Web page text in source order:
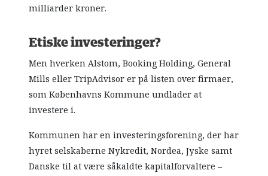
milliarder kroner.
Etiske investeringer?
Men hverken Alstom, Booking Holding, General
Mills eller TripAdvisor er på listen over firmaer,
som Københavns Kommune undlader at
investere i.
Kommunen har en investeringsforening, der har
hyret selskaberne Nykredit, Nordea, Jyske samt
Danske til at være såkaldte kapitalforvaltere –